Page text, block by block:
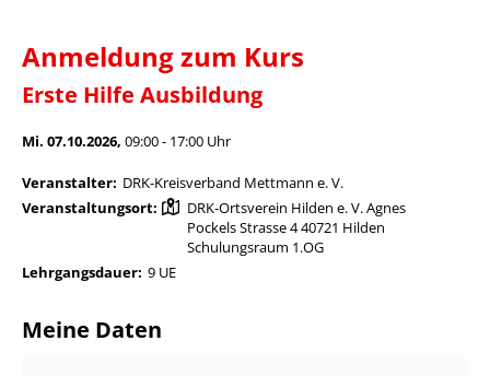
Anmeldung zum Kurs
Erste Hilfe Ausbildung
Mi. 07.10.2026, 09:00 - 17:00 Uhr
Veranstalter: DRK-Kreisverband Mettmann e. V.
Veranstaltungsort:
DRK-Ortsverein Hilden e. V. Agnes
Pockels Strasse 4 40721 Hilden
Schulungsraum 1.OG
Lehrgangsdauer: 9 UE
Meine Daten